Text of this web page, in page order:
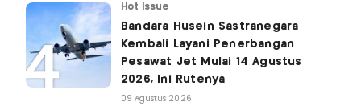
Hot Issue
Bandara Husein Sastranegara
Kembali Layani Penerbangan
Pesawat Jet Mulai 14 Agustus
2026, Ini Rutenya
09 Agustus 2026